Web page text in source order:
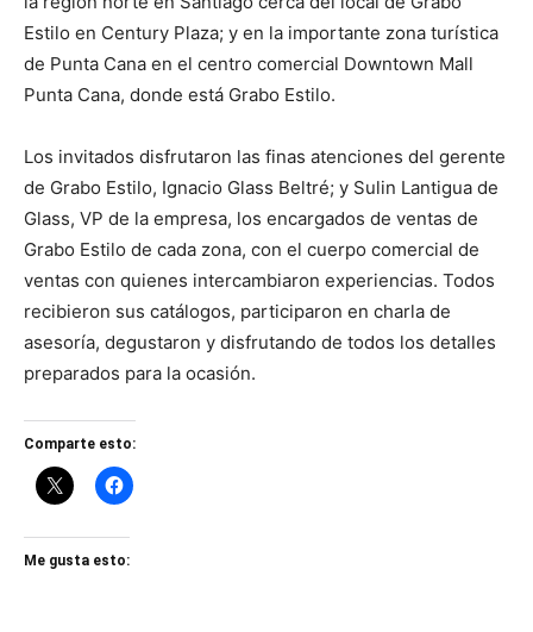
Estilo en Century Plaza; y en la importante zona turística
de Punta Cana en el centro comercial Downtown Mall
Punta Cana, donde está Grabo Estilo.
Los invitados disfrutaron las finas atenciones del gerente
de Grabo Estilo, Ignacio Glass Beltré; y Sulin Lantigua de
Glass, VP de la empresa, los encargados de ventas de
Grabo Estilo de cada zona, con el cuerpo comercial de
ventas con quienes intercambiaron experiencias. Todos
recibieron sus catálogos, participaron en charla de
asesoría, degustaron y disfrutando de todos los detalles
preparados para la ocasión.
Comparte esto:
Me gusta esto: